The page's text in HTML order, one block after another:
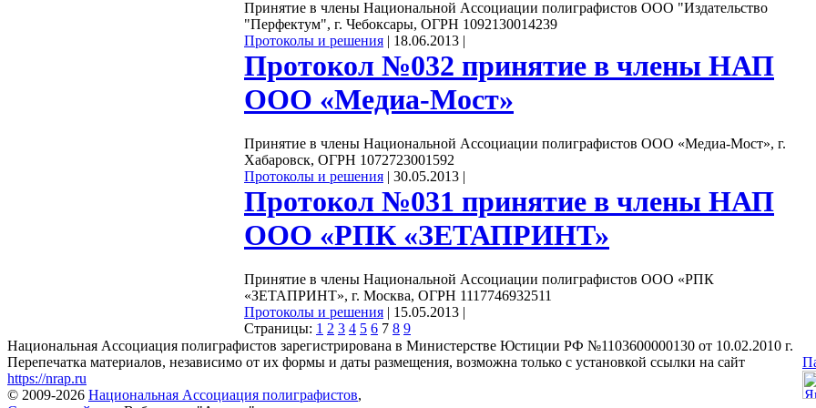
Принятие в члены Национальной Ассоциации полиграфистов ООО "Издательство
"Перфектум", г. Чебоксары, ОГРН 1092130014239
Протоколы и решения | 18.06.2013 |
Протокол №032 принятие в члены НАП
ООО «Медиа-Мост»
Принятие в члены Национальной Ассоциации полиграфистов ООО «Медиа-Мост», г.
Хабаровск, ОГРН 1072723001592
Протоколы и решения | 30.05.2013 |
Протокол №031 принятие в члены НАП
ООО «РПК «ЗЕТАПРИНТ»
Принятие в члены Национальной Ассоциации полиграфистов ООО «РПК
«ЗЕТАПРИНТ», г. Москва, ОГРН 1117746932511
Протоколы и решения | 15.05.2013 |
Страницы: 1 2 3 4 5 6 7 8 9
Национальная Ассоциация полиграфистов зарегистрирована в Министерстве Юстиции РФ №1103600000130 от 10.02.2010 г.
Перепечатка материалов, независимо от их формы и даты размещения, возможна только с установкой ссылки на сайт
https://nrap.ru
© 2009-2026 Национальная Ассоциация полиграфистов,